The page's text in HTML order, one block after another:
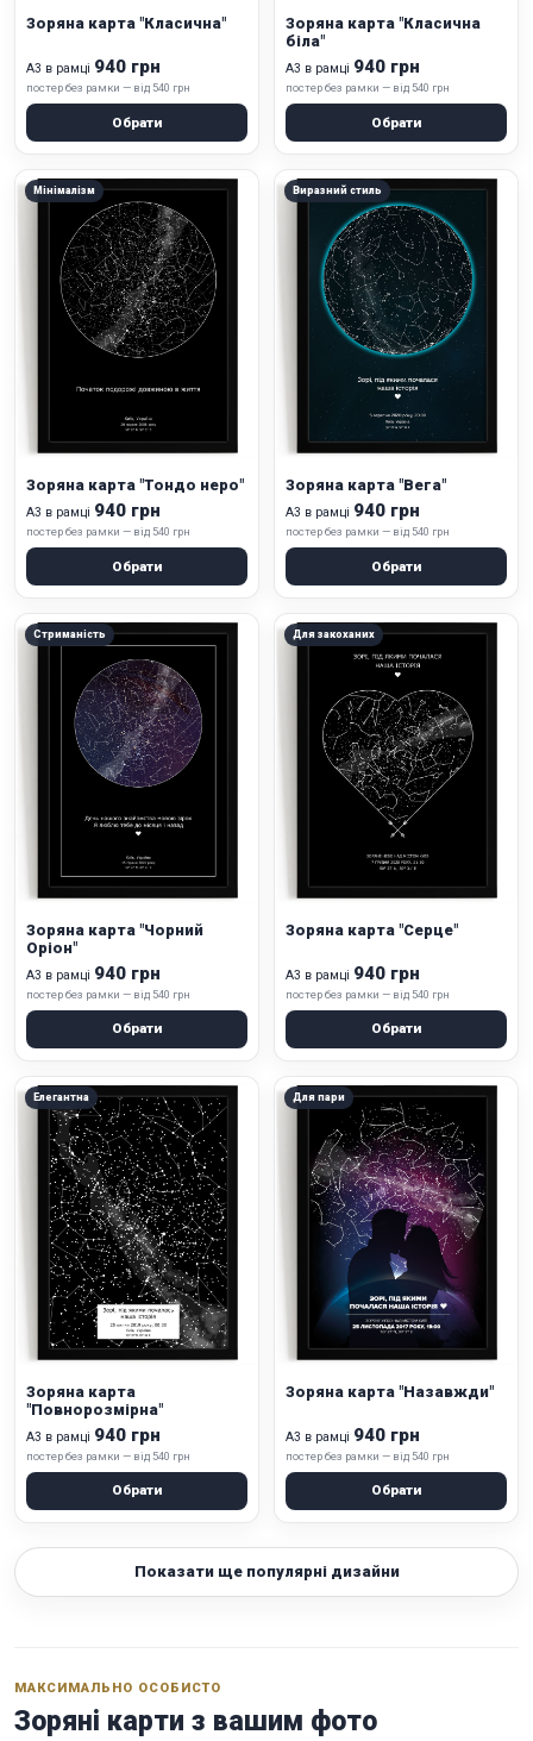
Зоряна карта "Класична"
А3 в рамці 940 грн
постер без рамки — від 540 грн
Обрати
Зоряна карта "Класична
біла"
А3 в рамці 940 грн
постер без рамки — від 540 грн
Обрати
Мінімалізм
Зоряна карта "Тондо неро"
А3 в рамці 940 грн
постер без рамки — від 540 грн
Обрати
Виразний стиль
Зоряна карта "Вега"
А3 в рамці 940 грн
постер без рамки — від 540 грн
Обрати
Стриманість
Зоряна карта "Чорний
Оріон"
А3 в рамці 940 грн
постер без рамки — від 540 грн
Обрати
Для закоханих
Зоряна карта "Серце"
А3 в рамці 940 грн
постер без рамки — від 540 грн
Обрати
Елегантна
Зоряна карта
"Повнорозмірна"
А3 в рамці 940 грн
постер без рамки — від 540 грн
Обрати
Для пари
Зоряна карта "Назавжди"
А3 в рамці 940 грн
постер без рамки — від 540 грн
Обрати
Показати ще популярні дизайни
МАКСИМАЛЬНО ОСОБИСТО
Зоряні карти з вашим фото